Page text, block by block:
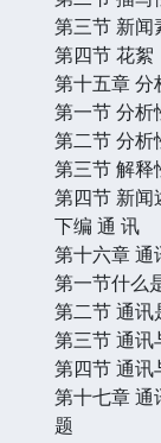
第三节 新闻
第四节 花絮
第十五章 分
第一节 分析
第二节 分析
第三节 解释
第四节 新闻
下编 通 讯
第十六章 通
第一节什么
第二节 通讯
第三节 通讯
第四节 通讯
第十七章
题